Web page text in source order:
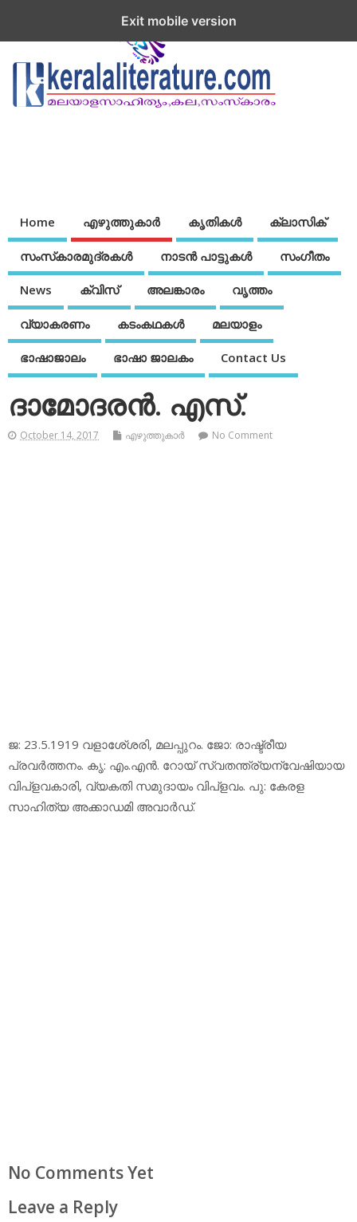
Home എഴുത്തുകാര്‍ കൃതികൾ ക്ലാസിക്
സംസ്‌കാരമുദ്രകള്‍ നാടന്‍ പാട്ടുകള്‍ സംഗീതം
News ക്വിസ് അലങ്കാരം വൃത്തം
വ്യാകരണം കടംകഥകള്‍ മലയാളം
ഭാഷാജാലം ഭാഷാ ജാലകം Contact Us
ദാമോദരന്‍. എസ്.
October 14, 2017 എഴുത്തുകാര്‍ No Comment
ജ: 23.5.1919 വളാശേ്ശരി, മലപ്പുറം. ജോ: രാഷ്ട്രീയ
പ്രവര്‍ത്തനം. കൃ: എം.എന്‍. റോയ് സ്വതന്ത്ര്യന്വേഷിയായ
വിപ്‌ളവകാരി, വ്യകതി സമുദായം വിപ്‌ളവം. പു: കേരള
സാഹിത്യ അക്കാഡമി അവാര്‍ഡ്.
No Comments Yet
Leave a Reply
Exit mobile version